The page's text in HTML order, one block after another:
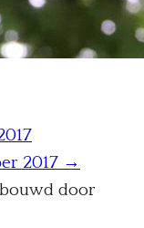
2017 →
door